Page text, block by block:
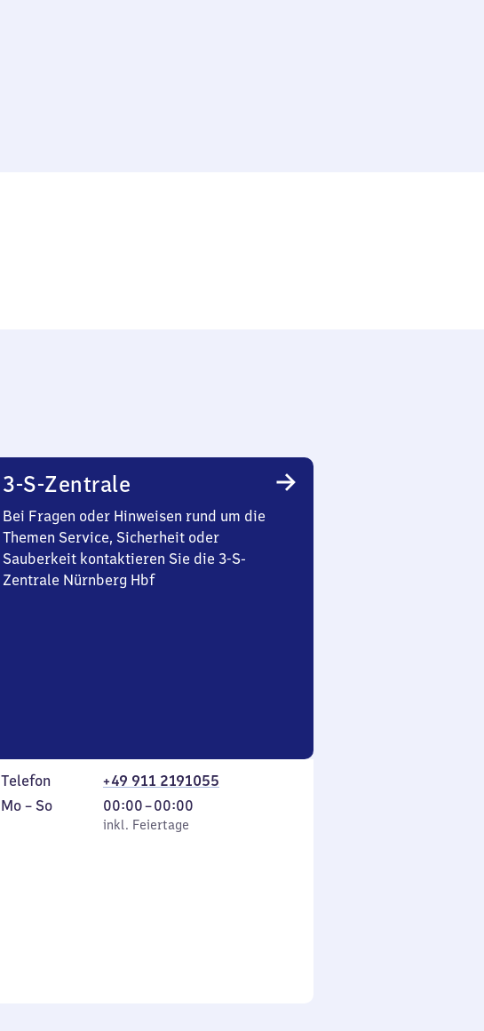
3-S-Zentrale
Bei Fragen oder Hinweisen rund um die
Themen Service, Sicherheit oder
Sauberkeit kontaktieren Sie die 3-S-
Zentrale Nürnberg Hbf
Telefon
+49 911 2191055
Montag
Mo – So,
inkl. Feiertage
00:00–00:00
Von
0
inkl. Feiertage